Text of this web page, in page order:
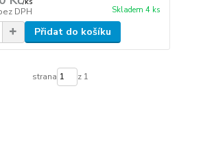
DPH Skladem 4 ks
Přidat do košíku
strana z 1